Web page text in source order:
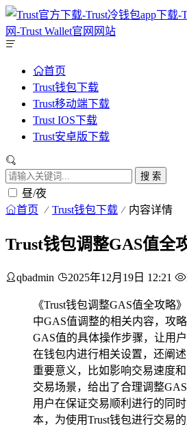
首页
Trust钱包下载
Trust移动端下载
Trust IOS下载
Trust安卓版下载
搜 索
昼/夜
首页 Trust钱包下载 内容详情
Trust钱包调整GAS值全
qbadmin 2025年12月19日 12:21
《Trust钱包调整GAS值全攻略
中GAS值调整的相关内容，攻
GAS值的具体操作步骤，让用
在钱包内进行相关设置，还阐
重要意义，比如影响交易速度
交易场景，给出了合理调整
用户在保证交易顺利进行的同
本，为使用Trust钱包进行交易